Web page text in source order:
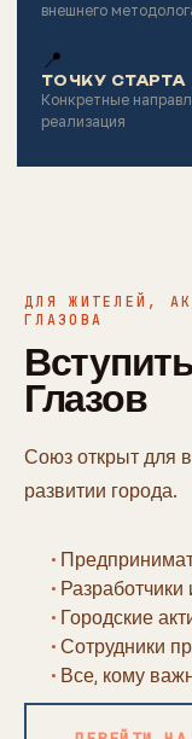
внешнего
📍
ТОЧКУ СТАРТА
Конкретные
реализация
ДЛЯ ЖИТЕЛЕЙ,
ГЛАЗОВА
Глазов
Союз открыт для
развитии города.
Городские
Сотрудники
Все, кому